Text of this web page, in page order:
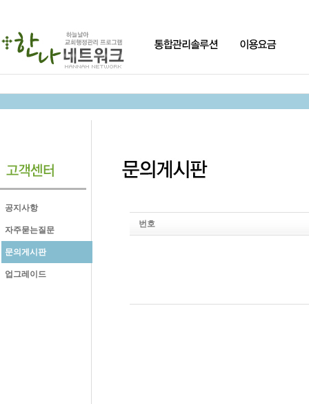
공지사항
자주묻는질문
문의게시판
업그레이드
번호